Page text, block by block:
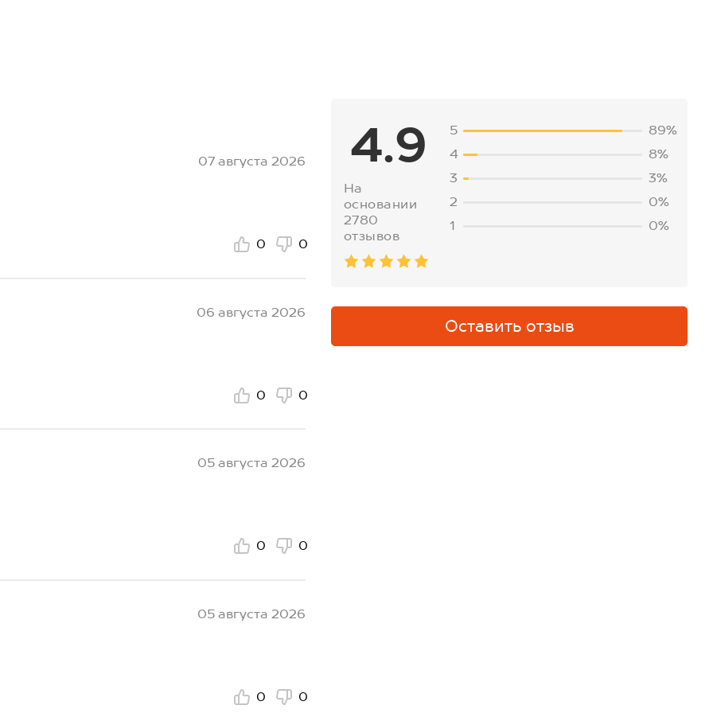
4.9
На
основании
2780
отзывов
5
89%
4
8%
3
3%
2
0%
1
0%
Оставить отзыв
07 августа 2026
0 0
06 августа 2026
0 0
05 августа 2026
0 0
05 августа 2026
0 0